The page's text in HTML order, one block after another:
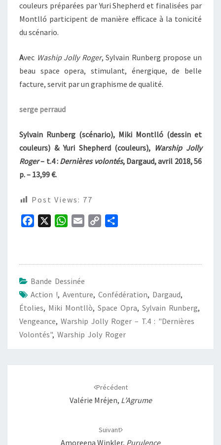
couleurs préparées par Yuri Shepherd et finalisées par
Montlló participent de manière efficace à la tonicité
du scénario.
Avec Waship Jolly Roger, Sylvain Runberg propose un
beau space opera, stimulant, énergique, de belle
facture, servit par un graphisme de qualité.
serge perraud
Sylvain Runberg (scénario), Miki Montlló (dessin et
couleurs) & Yuri Shepherd (couleurs), Warship Jolly
Roger– t.4 : Dernières volontés, Dargaud, avril 2018, 56
p. – 13,99 €.
Post Views: 77
o
o
k
W
A
p
p
n
k
e
r
Bande Dessinée
Action !, Aventure, Confédération, Dargaud,
Étolies, Miki Montllò, Space Opra, Sylvain Runberg,
Vengeance, Warship Jolly Roger – T.4 : "Dernières
Volontés", Warship Joly Roger
Précédent
Valérie Mréjen, L’Agrume
Suivant
Amoreena Winkler, Purulence